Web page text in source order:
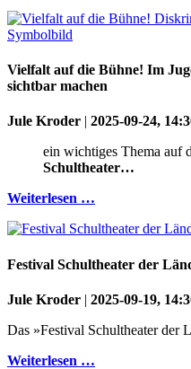
Vielfalt auf die Bühne! Im
sichtbar machen
Jule Kroder | 2025-09-24,
ein wichtiges Thema auf
Schultheater…
Weiterlesen …
Festival Schultheater der
Jule Kroder | 2025-09-19,
Das »Festival Schultheater der
Weiterlesen …